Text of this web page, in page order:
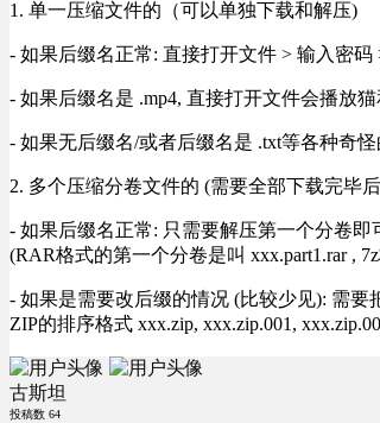
1. 单一压缩文件的（可以单独下载和解压)
- 如果后缀名正常: 直接打开文件 > 输入密
- 如果后缀名是 .mp4, 直接打开文件会播放
- 如果无后缀名/或者后缀名是 .txt等各种奇
2. 多个压缩分卷文件的 (需要全部下载完毕
- 如果后缀名正常: 只需要解压第一个分卷
(RAR格式的第一个分卷是叫 xxx.part1.rar ,
- 如果是需要改后缀的情况 (比较少见): 需要
ZIP的排序格式 xxx.zip, xxx.zip.001,
古斯坦
投稿数 64